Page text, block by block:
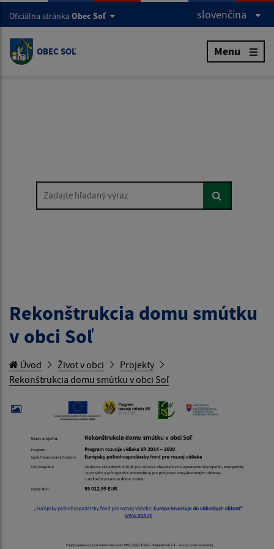
Oficiálna stránka Obec Soľ slovenčina
OBEC SOĽ Menu
Zadajte hľadaný výraz
Rekonštrukcia domu smútku
v obci Soľ
Úvod Život v obci
Projekty
Rekonštrukcia domu smútku v obci Soľ